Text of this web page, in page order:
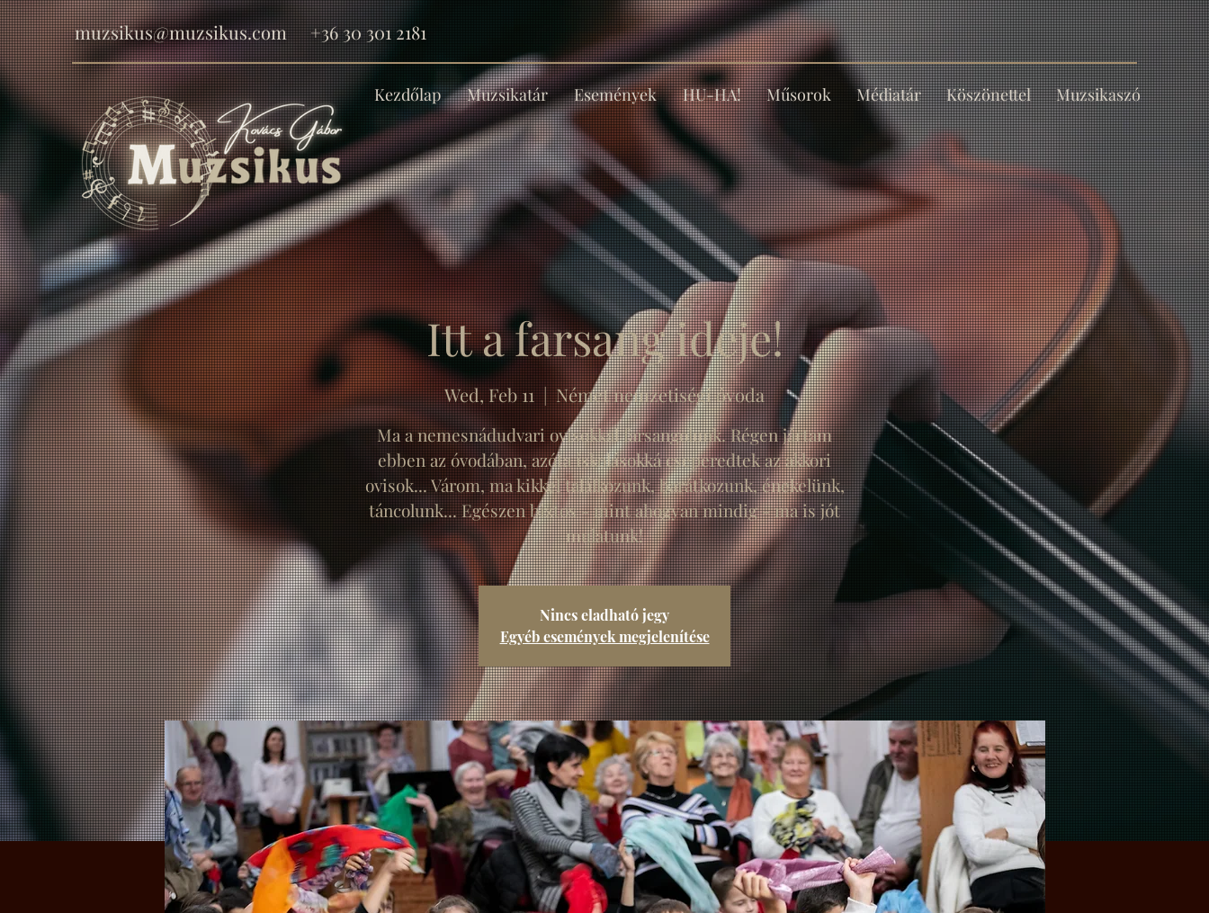
muzsikus@muzsikus.com +36 30 301 2181
Kezdőlap Muzsikatár Események HU-HA! Műsorok Médiatár Köszönettel Muzsikaszó
Itt a farsang ideje!
Wed, Feb 11
  |
Német nemzetiségi óvoda
Ma a nemesnádudvari ovisokkal farsangolunk. Régen jártam
ebben az óvodában, azóta iskolásokká cseperedtek az akkori
ovisok... Várom, ma kikkel találkozunk, barátkozunk, énekelünk,
táncolunk... Egészen biztos - mint ahogyan mindig - ma is jót
mulatunk!
Nincs eladható jegy
Egyéb események megjelenítése